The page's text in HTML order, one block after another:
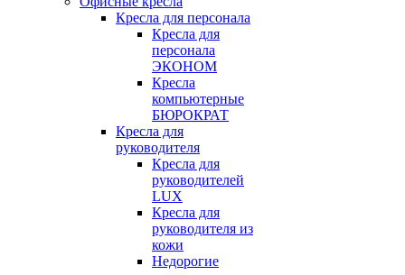
Кресла для персонала
Кресла для
персонала
ЭКОНОМ
Кресла
компьютерные
БЮРОКРАТ
Кресла для
руководителя
Кресла для
руководителей
LUX
Кресла для
руководителя из
кожи
Недорогие